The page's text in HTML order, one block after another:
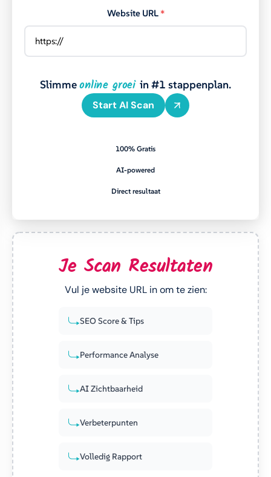
Website URL*
Slimmeonline groei in #1 stappenplan.
Start AI Scan
100% Gratis
AI-powered
Direct resultaat
Je Scan Resultaten
Vul je website URL in om te zien:
SEO Score & Tips
Performance Analyse
AI Zichtbaarheid
Verbeterpunten
Volledig Rapport